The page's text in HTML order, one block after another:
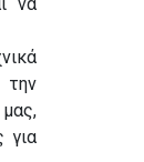
την
για